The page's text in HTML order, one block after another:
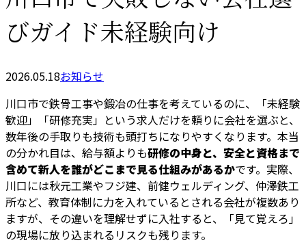
びガイド未経験向け
2026.05.18お知らせ
川口市で鉄骨工事や鍛冶の仕事を考えているのに、「未経験
歓迎」「研修充実」という求人だけを頼りに会社を選ぶと、
数年後の手取りも技術も頭打ちになりやすくなります。本当
の分かれ目は、給与額よりも研修の中身と、安全と資格まで
含めて新人を誰がどこまで見る仕組みがあるかです。実際、
川口には秋元工業やフジ建、前健ウェルディング、仲澤鉄工
所など、教育体制に力を入れているとされる会社が複数あり
ますが、その違いを理解せずに入社すると、「見て覚えろ」
の現場に放り込まれるリスクも残ります。